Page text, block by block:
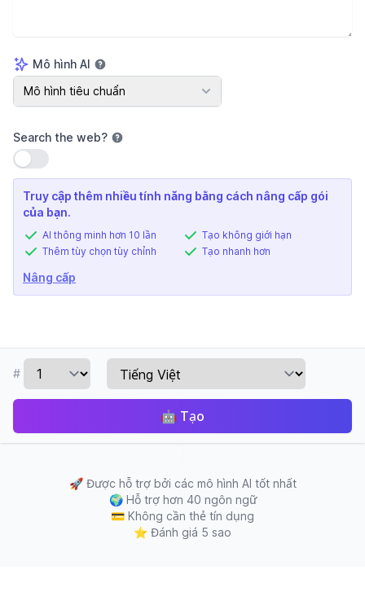
Mô hình AI
Mô hình AI
Mô hình tiêu chuẩn
Search the web?
Sử dụng cài đặt
Truy cập thêm nhiều tính năng bằng cách nâng cấp gói
của bạn.
AI thông minh hơn 10 lần
Thêm tùy chọn tùy chỉnh
Tạo không giới hạn
Tạo nhanh hơn
Nâng cấp
#
🤖 Tạo
🚀 Được hỗ trợ bởi các mô hình AI tốt nhất
🌍 Hỗ trợ hơn 40 ngôn ngữ
💳 Không cần thẻ tín dụng
⭐ Đánh giá 5 sao